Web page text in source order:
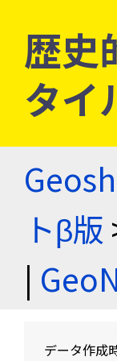
歴史
タイ
トβ版
|
データ作成